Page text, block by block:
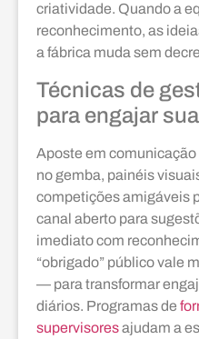
criatividade. Quando a
reconhecimento, as
a fábrica muda sem
Técnicas de
para engajar
Aposte em
no gemba, painéis
competições amigáveis
canal aberto para
imediato com
“obrigado” público vale
— para transformar
diários. Programas de
supervisoresajudam a